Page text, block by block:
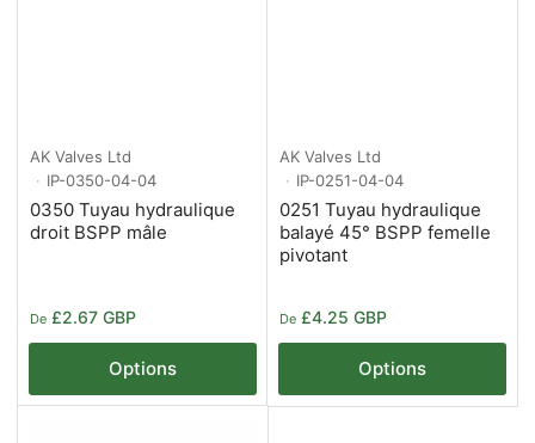
AK Valves Ltd
IP-0350-04-04
0350 Tuyau hydraulique
droit BSPP mâle
Prix
De £2.67 GBP
Options
AK Valves Ltd
IP-0251-04-04
0251 Tuyau hydraulique
balayé 45° BSPP femelle
pivotant
Prix
De £4.25 GBP
Options